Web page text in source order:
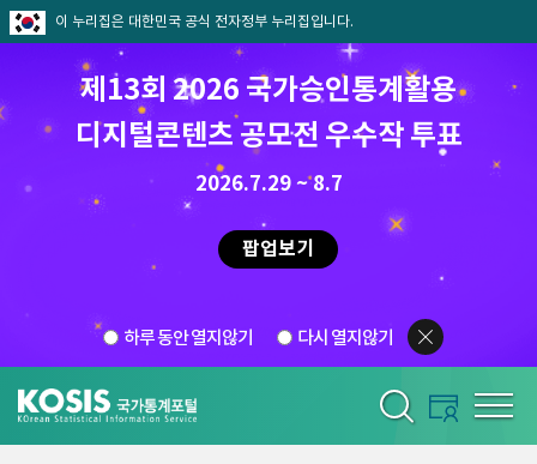
이 누리집은 대한민국 공식 전자정부 누리집입니다.
제13회 2026 국가승인통계활용
디지털콘텐츠 공모전 우수작 투표
2026.7.29 ~ 8.7
팝업보기
하루 동안 열지않기 다시 열지않기